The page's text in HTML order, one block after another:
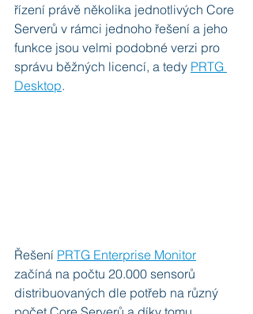
řízení právě několika jednotlivých Core
Serverů v rámci jednoho řešení a jeho
funkce jsou velmi podobné verzi pro
správu běžných licencí, a tedy PRTG
Desktop.
Řešení PRTG Enterprise Monitor
začíná na počtu 20.000 sensorů
distribuovaných dle potřeb na různý